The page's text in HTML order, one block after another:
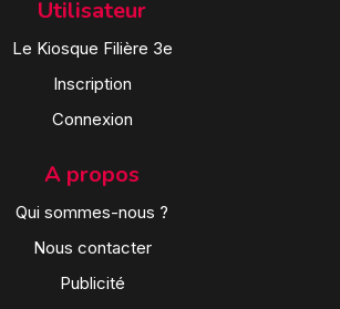
Utilisateur
Le Kiosque Filière 3e
Inscription
Connexion
A propos
Qui sommes-nous ?
Nous contacter
Publicité